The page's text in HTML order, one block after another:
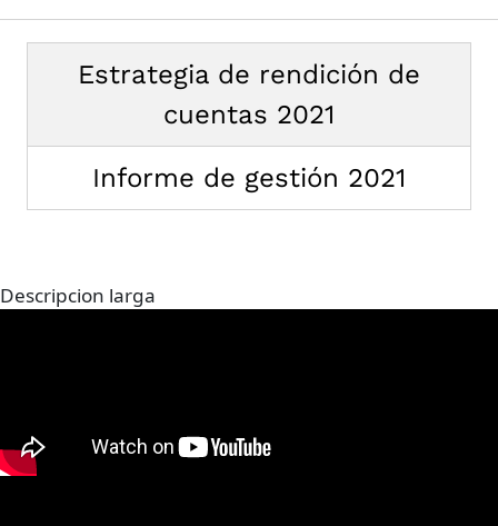
Estrategia de rendición de
cuentas 2021
Informe de gestión 2021
Descripcion larga